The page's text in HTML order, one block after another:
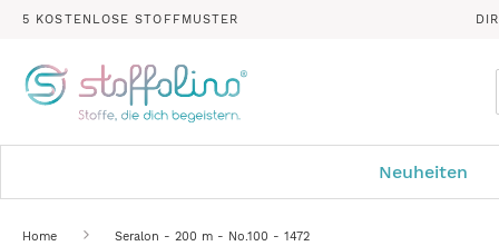
5 KOSTENLOSE STOFFMUSTER
Neuheiten
Home Seralon - 200 m - No.100 - 1472